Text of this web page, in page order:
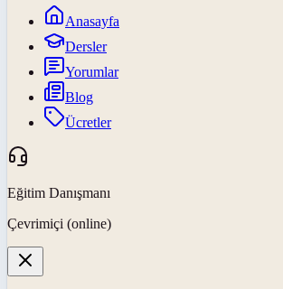
Anasayfa
Dersler
Yorumlar
Blog
Ücretler
Eğitim Danışmanı
Çevrimiçi (online)